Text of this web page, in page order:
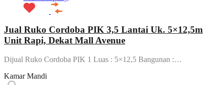
Jual Ruko Cordoba PIK 3,5 Lantai Uk. 5×12,5m
Unit Rapi, Dekat Mall Avenue
Dijual Ruko Cordoba PIK 1 Luas : 5×12,5 Bangunan :…
Kamar Mandi